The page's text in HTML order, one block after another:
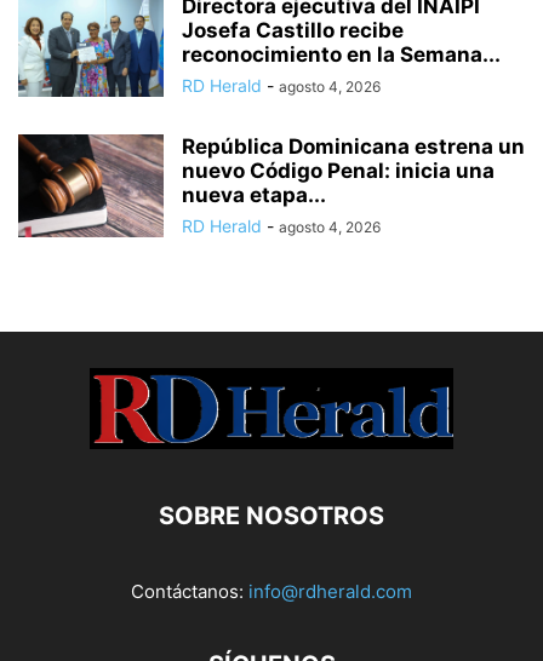
Directora ejecutiva del INAIPI
Josefa Castillo recibe
reconocimiento en la Semana...
RD Herald - agosto 4, 2026
República Dominicana estrena un
nuevo Código Penal: inicia una
nueva etapa...
RD Herald - agosto 4, 2026
SOBRE NOSOTROS
Contáctanos: info@rdherald.com